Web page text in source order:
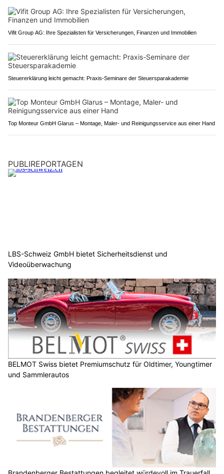
Vifit Group AG: Ihre Spezialisten für Versicherungen, Finanzen und Immobilien
Steuererklärung leicht gemacht: Praxis-Seminare der Steuersparakademie
Top Monteur GmbH Glarus – Montage, Maler- und Reinigungsservice aus einer Hand
PUBLIREPORTAGEN
LBS-Schweiz GmbH bietet Sicherheitsdienst und
Videoüberwachung
BELMOT Swiss bietet Premiumschutz für Oldtimer, Youngtimer
und Sammlerautos